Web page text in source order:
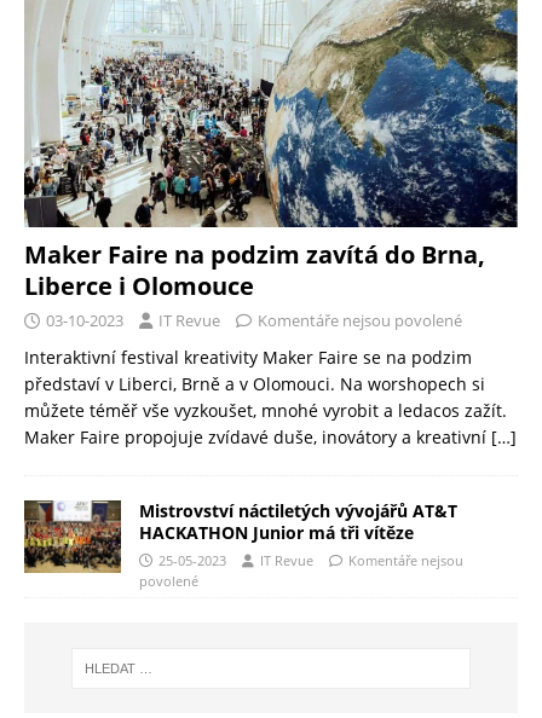
Maker Faire na podzim zavítá do Brna,
Liberce i Olomouce
03-10-2023 IT Revue Komentáře nejsou povolené
Interaktivní festival kreativity Maker Faire se na podzim
představí v Liberci, Brně a v Olomouci. Na worshopech si
můžete téměř vše vyzkoušet, mnohé vyrobit a ledacos zažít.
Maker Faire propojuje zvídavé duše, inovátory a kreativní […]
Mistrovství náctiletých vývojářů AT&T
HACKATHON Junior má tři vítěze
25-05-2023 IT Revue
Komentáře nejsou
povolené